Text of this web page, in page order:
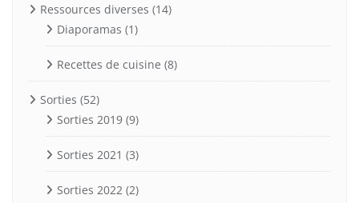
Ressources diverses (14)
Diaporamas (1)
Recettes de cuisine (8)
Sorties (52)
Sorties 2019 (9)
Sorties 2021 (3)
Sorties 2022 (2)